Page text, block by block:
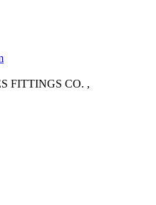
FITTINGS CO. ,